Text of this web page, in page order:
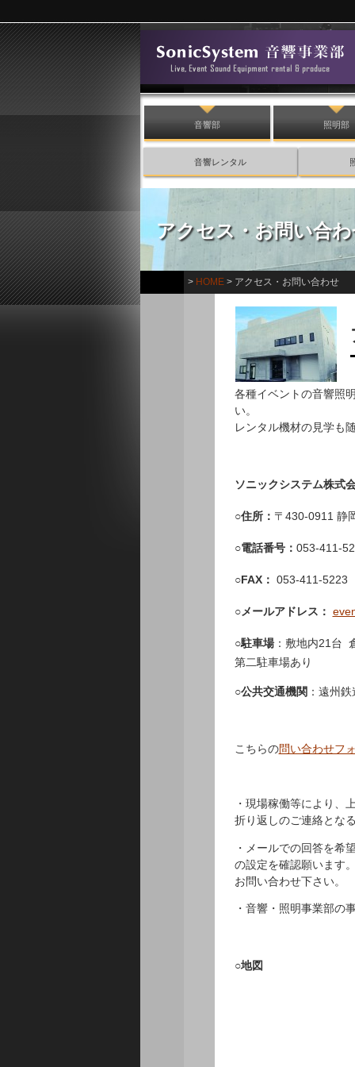
音響部 照明部
音響レンタル
アクセス・お問い合
> HOME > アクセス・お問い合わせ
各種イベントの音響照
い。
レンタル機材の見学も
ソニックシステム株式
○住所： 〒430-0911 静
○電話番号： 053-411-
○FAX： 053-411-5223
○メールアドレス：
○駐車場：敷地内21台
第二駐車場あり
○公共交通機関 ：遠州
こちらの問い合わせフ
・現場稼働等により、
折り返しのご連絡とな
・メールでの回答を希
の設定を確認願います
お問い合わせ下さい。
・音響・照明事業部の
○地図